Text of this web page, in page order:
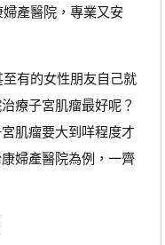
產醫院，專業又安
有的女性朋友自己就
療子宮肌瘤最好呢？
肌瘤要大到咩程度才
婦產醫院為例，一齊